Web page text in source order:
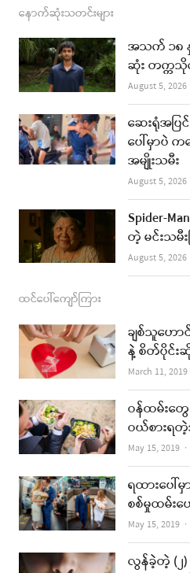
c
e
b
o
o
k
s
t
a
g
r
a
m
s
t
u
b
i
l
နောက်ဆုံးသတင်းများ
အသက် ၁၈
ဆုံး တက္က
August 5, 2026
ဆေးရုံအပ
ပေါ်မှာပဲ
အမျိုးသမီး
August 5, 2026
Spider-
တဲ့ မင်းသမီ
August 5, 2026
ထင်ပေါ်ကျော်ကြား
ချစ်သူဟော
နဲ့ စိတ်ပိုင်း
March 11, 2019
ဝန်ထမ်း
ဝယ်စားရတဲ့
May 15, 2019
ရထားပေါ်
စစ်မှုထမ်းဟ
May 15, 2019
လွန်ခဲ့တဲ့ (၂